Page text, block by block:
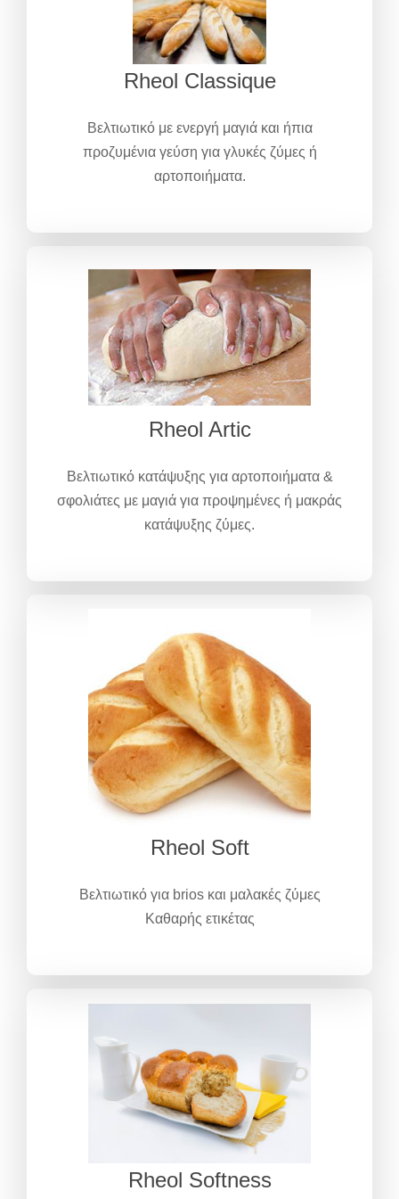
Rheol Classique
Βελτιωτικό με ενεργή μαγιά και ήπια
προζυμένια γεύση για γλυκές ζύμες ή
αρτοποιήματα.
Rheol Artic
Βελτιωτικό κατάψυξης για αρτοποιήματα &
σφολιάτες με μαγιά για προψημένες ή μακράς
κατάψυξης ζύμες.
Rheol Soft
Βελτιωτικό για brios και μαλακές ζύμες
Καθαρής ετικέτας
Rheol Softness